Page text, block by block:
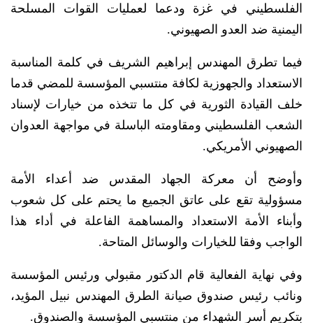
الفلسطيني في غزة ودعما لعمليات القوات المسلحة
اليمنية ضد العدو الصهيوني.
فيما تطرق المهندس إبراهيم الشريف في كلمة المناسبة
الاستعداد والجهوزية لكافة منتسبي المؤسسة للمضي قدما
خلف القيادة الثورية في كل ما تتخذه من خيارات لإسناد
الشعب الفلسطيني ومقاومته الباسلة في مواجهة العدوان
الصهيوني الأمريكي.
وأوضح أن معركة الجهاد المقدس ضد أعداء الأمة
مسؤولية تقع على عاتق الجميع ما يحتم على كل شعوب
وأبناء الأمة الاستعداد والمساهمة الفاعلة في أداء هذا
الواجب وفقا للخيارات والوسائل المتاحة.
وفي نهاية الفعالية قام الدكتور مقبولي ورئيس المؤسسة
ونائب رئيس صندوق صيانة الطرق المهندس نبيل المؤيد،
بتكريم أسر الشهداء من منتسبي المؤسسة والصندوق.